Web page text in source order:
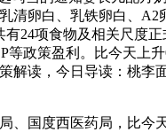
清卵白、乳铁卵白、A2
24项食物及相关尺度正
等政策盈利。比今天上
解读，今日导读：桃李
国度西医药局，比今